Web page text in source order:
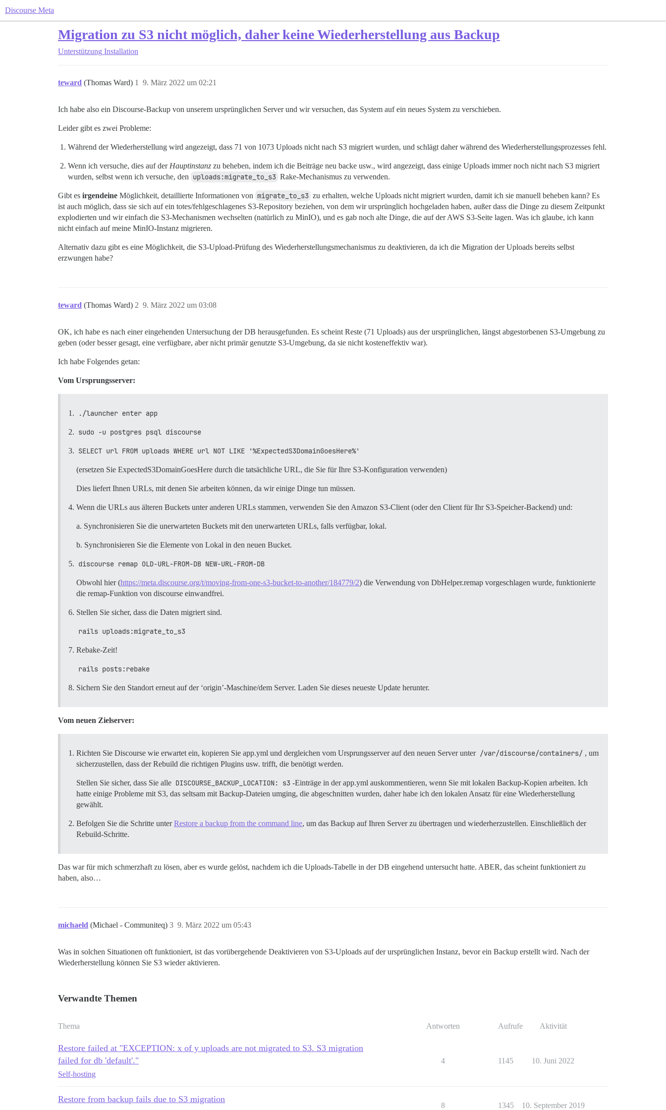
Discourse Meta
Migration zu S3 nicht möglich, daher keine Wiederherstellung aus Backup
Unterstützung Installation
teward (Thomas Ward) 9. März 2022 um 02:21
1
Ich habe also ein Discourse-Backup von unserem ursprünglichen Server und wir versuchen, das System auf ein neues System zu verschieben.
Leider gibt es zwei Probleme:
Während der Wiederherstellung wird angezeigt, dass 71 von 1073 Uploads nicht nach S3 migriert wurden, und schlägt daher während des Wiederherstellungsprozesses fehl.
Wenn ich versuche, dies auf der Hauptinstanz zu beheben, indem ich die Beiträge neu backe usw., wird angezeigt, dass einige Uploads immer noch nicht nach S3 migriert
wurden, selbst wenn ich versuche, den uploads:migrate_to_s3 Rake-Mechanismus zu verwenden.
Gibt es irgendeine Möglichkeit, detaillierte Informationen von migrate_to_s3 zu erhalten, welche Uploads nicht migriert wurden, damit ich sie manuell beheben kann? Es
ist auch möglich, dass sie sich auf ein totes/fehlgeschlagenes S3-Repository beziehen, von dem wir ursprünglich hochgeladen haben, außer dass die Dinge zu diesem Zeitpunkt
explodierten und wir einfach die S3-Mechanismen wechselten (natürlich zu MinIO), und es gab noch alte Dinge, die auf der AWS S3-Seite lagen. Was ich glaube, ich kann
nicht einfach auf meine MinIO-Instanz migrieren.
Alternativ dazu gibt es eine Möglichkeit, die S3-Upload-Prüfung des Wiederherstellungsmechanismus zu deaktivieren, da ich die Migration der Uploads bereits selbst
erzwungen habe?
teward (Thomas Ward) 9. März 2022 um 03:08
2
OK, ich habe es nach einer eingehenden Untersuchung der DB herausgefunden. Es scheint Reste (71 Uploads) aus der ursprünglichen, längst abgestorbenen S3-Umgebung zu
geben (oder besser gesagt, eine verfügbare, aber nicht primär genutzte S3-Umgebung, da sie nicht kosteneffektiv war).
Ich habe Folgendes getan:
Vom Ursprungsserver:
./launcher enter app
sudo -u postgres psql discourse
SELECT url FROM uploads WHERE url NOT LIKE '%ExpectedS3DomainGoesHere%'
(ersetzen Sie ExpectedS3DomainGoesHere durch die tatsächliche URL, die Sie für Ihre S3-Konfiguration verwenden)
Dies liefert Ihnen URLs, mit denen Sie arbeiten können, da wir einige Dinge tun müssen.
Wenn die URLs aus älteren Buckets unter anderen URLs stammen, verwenden Sie den Amazon S3-Client (oder den Client für Ihr S3-Speicher-Backend) und:
a. Synchronisieren Sie die unerwarteten Buckets mit den unerwarteten URLs, falls verfügbar, lokal.
b. Synchronisieren Sie die Elemente von Lokal in den neuen Bucket.
discourse remap OLD-URL-FROM-DB NEW-URL-FROM-DB
Obwohl hier (https://meta.discourse.org/t/moving-from-one-s3-bucket-to-another/184779/2) die Verwendung von DbHelper.remap vorgeschlagen wurde, funktionierte
die remap-Funktion von discourse einwandfrei.
Stellen Sie sicher, dass die Daten migriert sind.
rails uploads:migrate_to_s3
Rebake-Zeit!
rails posts:rebake
Sichern Sie den Standort erneut auf der ‘origin’-Maschine/dem Server. Laden Sie dieses neueste Update herunter.
Vom neuen Zielserver:
Richten Sie Discourse wie erwartet ein, kopieren Sie app.yml und dergleichen vom Ursprungsserver auf den neuen Server unter /var/discourse/containers/ , um
sicherzustellen, dass der Rebuild die richtigen Plugins usw. trifft, die benötigt werden.
Stellen Sie sicher, dass Sie alle DISCOURSE_BACKUP_LOCATION: s3 -Einträge in der app.yml auskommentieren, wenn Sie mit lokalen Backup-Kopien arbeiten. Ich
hatte einige Probleme mit S3, das seltsam mit Backup-Dateien umging, die abgeschnitten wurden, daher habe ich den lokalen Ansatz für eine Wiederherstellung
gewählt.
Befolgen Sie die Schritte unterRestore a backup from the command line, um das Backup auf Ihren Server zu übertragen und wiederherzustellen. Einschließlich der
Rebuild-Schritte.
Das war für mich schmerzhaft zu lösen, aber es wurde gelöst, nachdem ich die Uploads-Tabelle in der DB eingehend untersucht hatte. ABER, das scheint funktioniert zu
haben, also…
michaeld (Michael - Communiteq) 9. März 2022 um 05:43
3
Was in solchen Situationen oft funktioniert, ist das vorübergehende Deaktivieren von S3-Uploads auf der ursprünglichen Instanz, bevor ein Backup erstellt wird. Nach der
Wiederherstellung können Sie S3 wieder aktivieren.
Verwandte Themen
Thema Antworten Aufrufe Aktivität
Restore failed at "EXCEPTION: x of y uploads are not migrated to S3. S3 migration
failed for db 'default'."
Self-hosting
4 1145 10. Juni 2022
Restore from backup fails due to S3 migration
8 1345 10. September 2019